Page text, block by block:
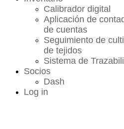
Calibrador digital
Aplicación de
de cuentas
Seguimiento de
de tejidos
Sistema de
Socios
Dash
Log in